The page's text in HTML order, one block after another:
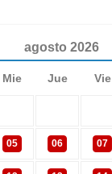
agosto 2026
Mie Jue Vie
05 06 07